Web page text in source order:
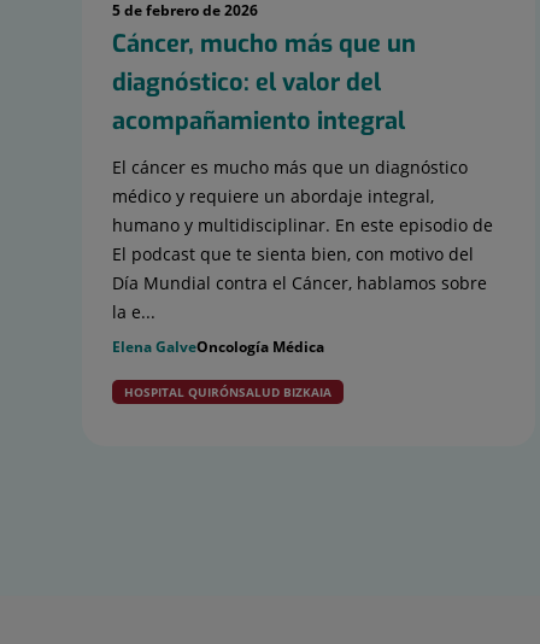
5 de febrero de 2026
Cáncer, mucho más que un
diagnóstico: el valor del
acompañamiento integral
El cáncer es mucho más que un diagnóstico
médico y requiere un abordaje integral,
humano y multidisciplinar. En este episodio de
El podcast que te sienta bien, con motivo del
Día Mundial contra el Cáncer, hablamos sobre
la e...
Elena GalveOncología Médica
HOSPITAL QUIRÓNSALUD BIZKAIA